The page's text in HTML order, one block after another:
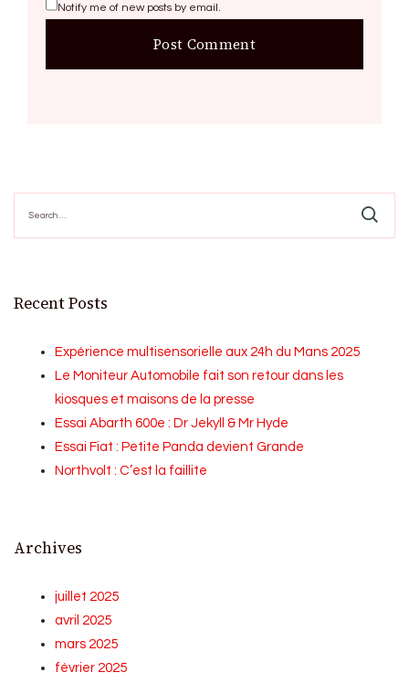
Notify me of new posts by email.
for:
Recent Posts
Expérience multisensorielle aux 24h du Mans 2025
Le Moniteur Automobile fait son retour dans les
kiosques et maisons de la presse
Essai Abarth 600e : Dr Jekyll & Mr Hyde
Essai Fiat : Petite Panda devient Grande
Northvolt : C’est la faillite
Archives
juillet 2025
avril 2025
mars 2025
février 2025